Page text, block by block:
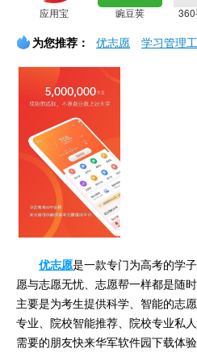
应用宝 豌豆荚
为您推荐： 优志愿 学习管理
优志愿是一款专门为高考的学
愿与志愿无忧、志愿帮一样都是随
主要是为考生提供科学、智能的志
专业、院校智能推荐、院校专业私
需要的朋友快来华军软件园下载体验